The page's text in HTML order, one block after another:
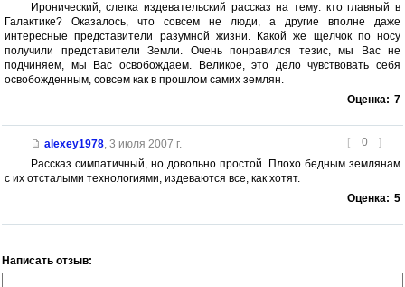
Иронический, слегка издевательский рассказ на тему: кто главный в
Галактике? Оказалось, что совсем не люди, а другие вполне даже
интересные представители разумной жизни. Какой же щелчок по носу
получили представители Земли. Очень понравился тезис, мы Вас не
подчиняем, мы Вас освобождаем. Великое, это дело чувствовать себя
освобожденным, совсем как в прошлом самих землян.
Оценка: 7
[ 0 ]
alexey1978, 3 июля 2007 г.
Рассказ симпатичный, но довольно простой. Плохо бедным землянам
с их отсталыми технологиями, издеваются все, как хотят.
Оценка: 5
Написать отзыв: